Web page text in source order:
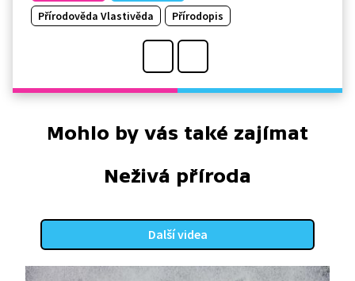
Přírodověda Vlastivěda
Přírodopis
Mohlo by vás také zajímat
Neživá příroda
Další videa